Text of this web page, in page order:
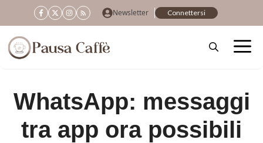
al
contenuto
Newsletter Connettersi
WhatsApp: messaggi
tra app ora possibili